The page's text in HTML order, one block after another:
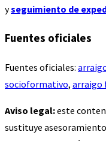
yseguimiento de
Fuentes oficiales
Fuentes oficiales:
socioformativo, arraigo
Aviso legal:este
sustituye